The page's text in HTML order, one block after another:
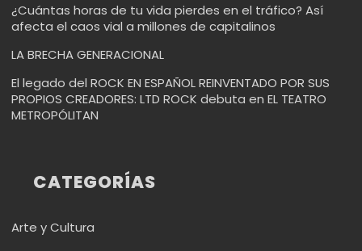
¿Cuántas horas de tu vida pierdes en el tráfico? Así
afecta el caos vial a millones de capitalinos
LA BRECHA GENERACIONAL
El legado del ROCK EN ESPAÑOL REINVENTADO POR SUS
PROPIOS CREADORES: LTD ROCK debuta en EL TEATRO
METROPÓLITAN
CATEGORÍAS
Arte y Cultura